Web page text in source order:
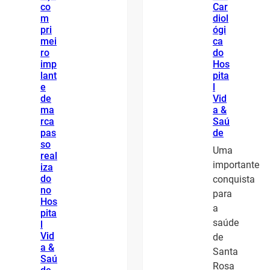
co
m
pri
mei
ro
imp
lant
e
de
ma
rca
pas
so
real
iza
do
no
Hos
pita
l
Vid
a &
Saú
Car
diol
ógi
ca
do
Hos
pita
l
Vid
a &
Saú
de
Uma
importante
conquista
para
a
saúde
de
Santa
Rosa